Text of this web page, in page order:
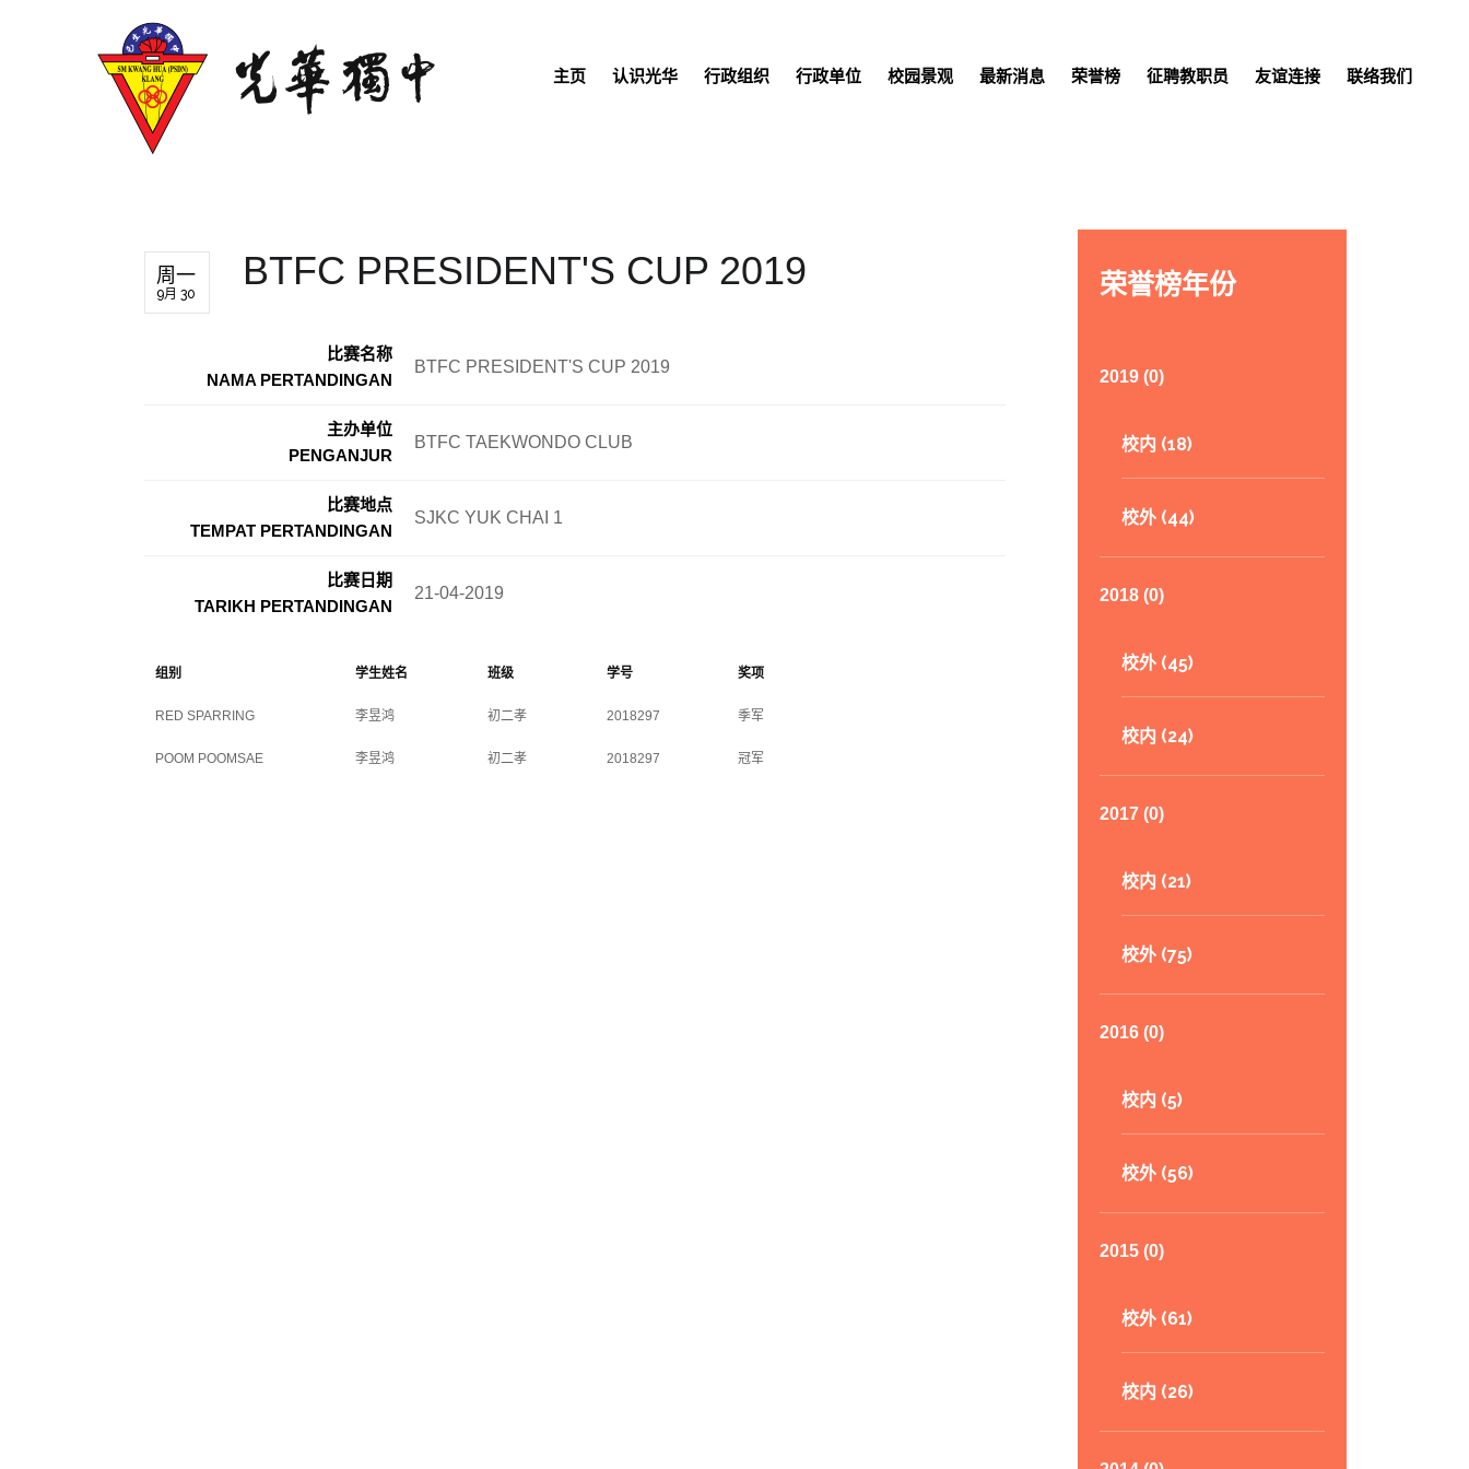
主页 认识光华 行政组织 行政单位 校园景观 最新消息 荣誉榜 征聘教职员 友谊连接 联络我们
周一
9月 30
BTFC PRESIDENT'S CUP 2019
比赛名称
NAMA PERTANDINGAN
BTFC PRESIDENT'S CUP 2019
主办单位
PENGANJUR
BTFC TAEKWONDO CLUB
比赛地点
TEMPAT PERTANDINGAN
SJKC YUK CHAI 1
比赛日期
TARIKH PERTANDINGAN
21-04-2019
组别 学生姓名 班级 学号 奖项
RED SPARRING 李昱鸿 初二孝 2018297 季军
POOM POOMSAE 李昱鸿 初二孝 2018297 冠军
荣誉榜年份
2019 (0)
校内 (18)
校外 (44)
2018 (0)
校外 (45)
校内 (24)
2017 (0)
校内 (21)
校外 (75)
2016 (0)
校内 (5)
校外 (56)
2015 (0)
校外 (61)
校内 (26)